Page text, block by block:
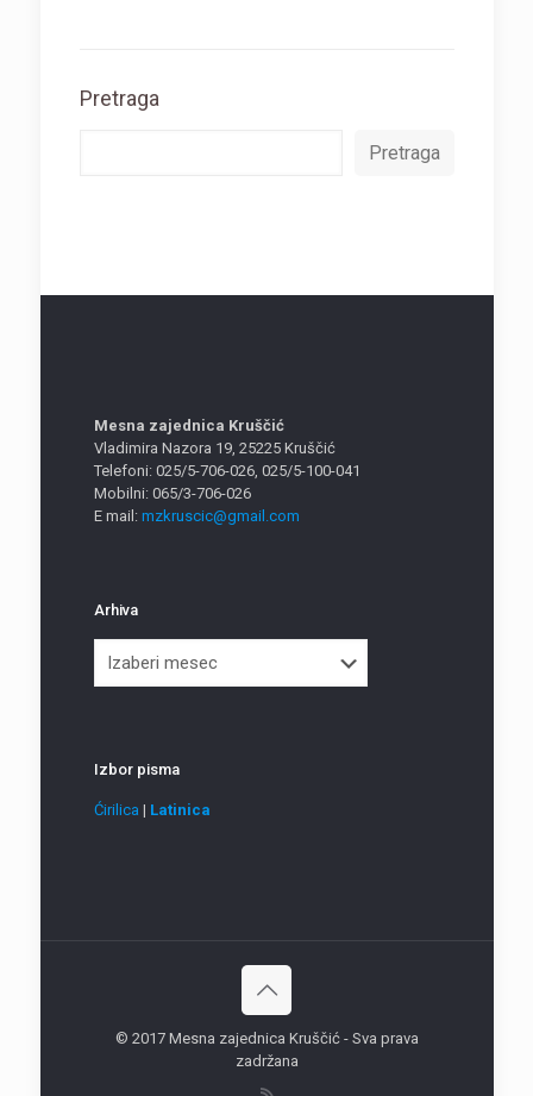
Pretraga
Pretraga
Mesna zajednica Kruščić
Vladimira Nazora 19, 25225 Kruščić
Telefoni: 025/5-706-026, 025/5-100-041
Mobilni: 065/3-706-026
E mail: mzkruscic@gmail.com
Arhiva
Izbor pisma
Ćirilica | Latinica
© 2017 Mesna zajednica Kruščić - Sva prava
zadržana